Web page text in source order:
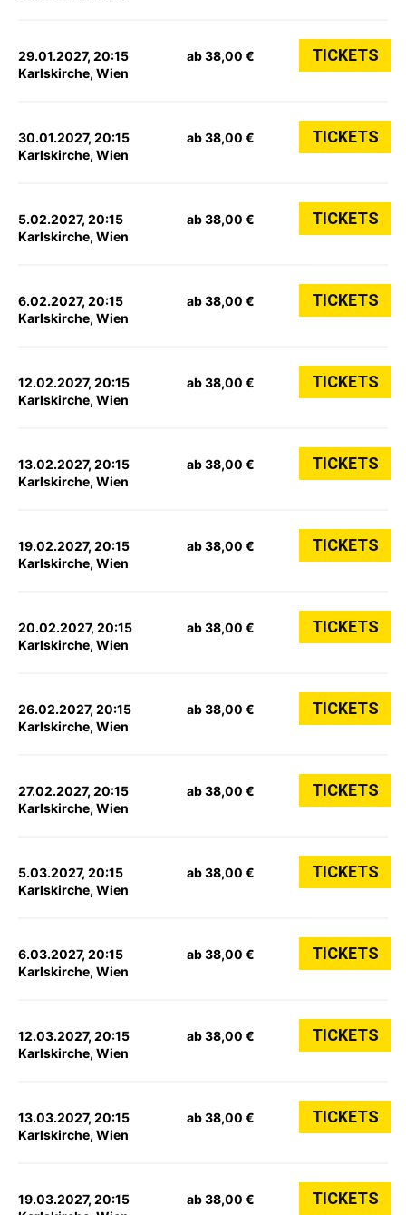
29.01.2027, 20:15
Karlskirche, Wien
ab 38,00 € TICKETS
30.01.2027, 20:15
Karlskirche, Wien
ab 38,00 € TICKETS
5.02.2027, 20:15
Karlskirche, Wien
ab 38,00 € TICKETS
6.02.2027, 20:15
Karlskirche, Wien
ab 38,00 € TICKETS
12.02.2027, 20:15
Karlskirche, Wien
ab 38,00 € TICKETS
13.02.2027, 20:15
Karlskirche, Wien
ab 38,00 € TICKETS
19.02.2027, 20:15
Karlskirche, Wien
ab 38,00 € TICKETS
20.02.2027, 20:15
Karlskirche, Wien
ab 38,00 € TICKETS
26.02.2027, 20:15
Karlskirche, Wien
ab 38,00 € TICKETS
27.02.2027, 20:15
Karlskirche, Wien
ab 38,00 € TICKETS
5.03.2027, 20:15
Karlskirche, Wien
ab 38,00 € TICKETS
6.03.2027, 20:15
Karlskirche, Wien
ab 38,00 € TICKETS
12.03.2027, 20:15
Karlskirche, Wien
ab 38,00 € TICKETS
13.03.2027, 20:15
Karlskirche, Wien
ab 38,00 € TICKETS
19.03.2027, 20:15
ab 38,00 € TICKETS